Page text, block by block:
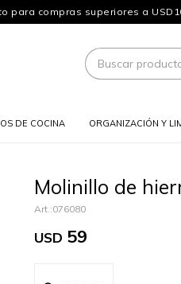
para compras superiores a
DE COCINA ORGANIZACIÓN Y
Molinillo de
076080
USD 59